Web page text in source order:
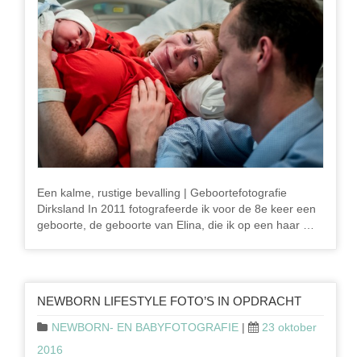
Een kalme, rustige bevalling | Geboortefotografie
Dirksland In 2011 fotografeerde ik voor de 8e keer een
geboorte, de geboorte van Elina, die ik op een haar …
NEWBORN LIFESTYLE FOTO’S IN OPDRACHT
NEWBORN- EN BABYFOTOGRAFIE |
23 oktober
2016